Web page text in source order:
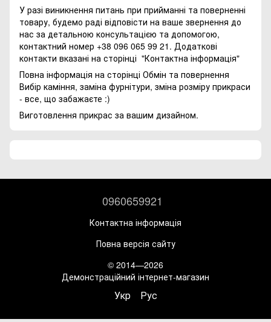
У разі виникнення питань при прийманні та поверненні
товару, будемо раді відповісти на ваше звернення до
нас за детальною консультацією та допомогою,
контактний номер +38 096 065 99 21. Додаткові
контакти вказані на сторінці "Контактна інформація"
Повна інформація на сторінці Обмін та повернення
Вибір каміння, заміна фурнітури, зміна розміру прикраси
- все, що забажаєте :)
Виготовлення прикрас за вашим дизайном.
0960659921
Контактна інформація
Повна версія сайту
© 2014—2026
Демонстраційний інтернет-магазин
Укр Рус